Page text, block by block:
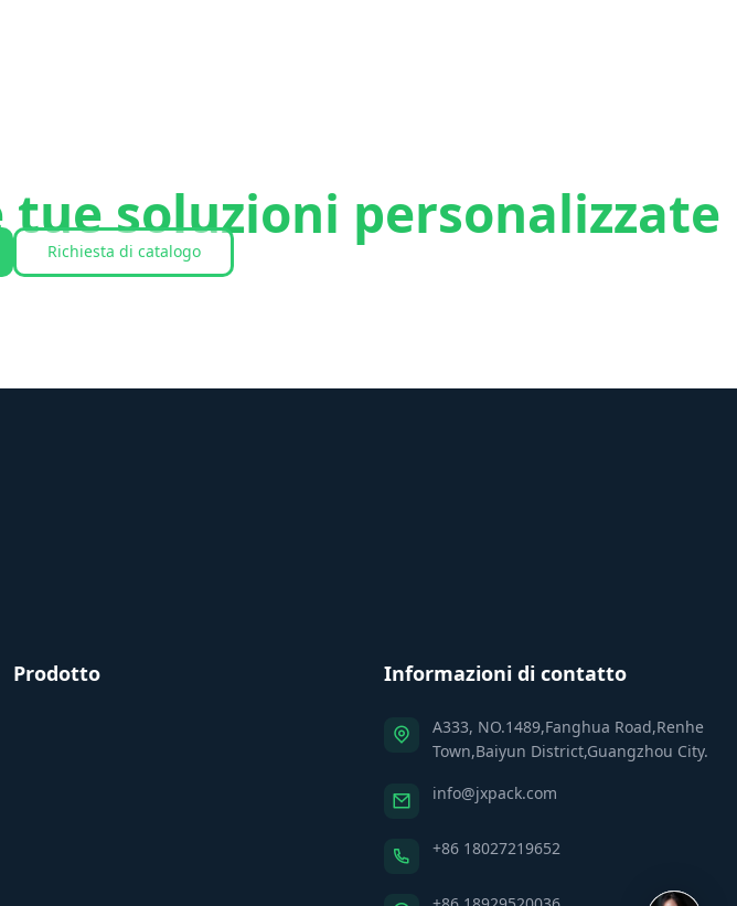
tue soluzioni personalizzate
Richiesta di catalogo
Prodotto Informazioni di contatto
A333, NO.1489,Fanghua Road,Renhe
Town,Baiyun District,Guangzhou City.
info@jxpack.com
+86 18027219652